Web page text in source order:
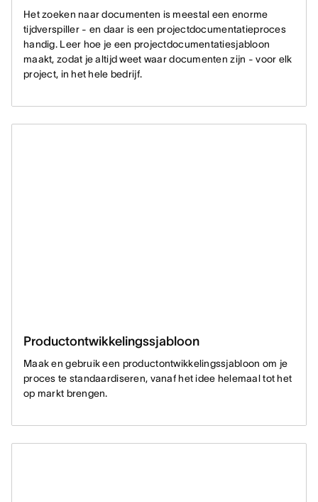
Het zoeken naar documenten is meestal een enorme
tijdverspiller - en daar is een projectdocumentatieproces
handig. Leer hoe je een projectdocumentatiesjabloon
maakt, zodat je altijd weet waar documenten zijn - voor elk
project, in het hele bedrijf.
Productontwikkelingssjabloon
Maak en gebruik een productontwikkelingssjabloon om je
proces te standaardiseren, vanaf het idee helemaal tot het
op markt brengen.